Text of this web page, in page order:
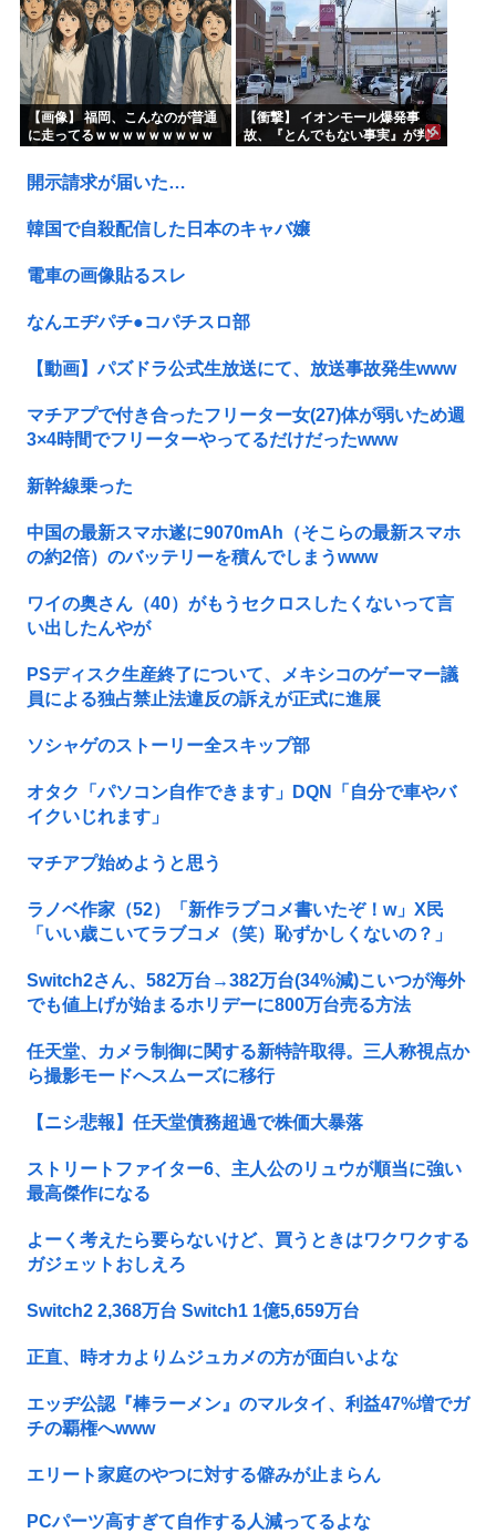
【画像】 福岡、こんなのが普通
に走ってるｗｗｗｗｗｗｗｗｗ
【衝撃】 イオンモール爆発事
故、『とんでもない事実』が判
開示請求が届いた…
韓国で自殺配信した日本のキャバ嬢
電車の画像貼るスレ
なんエヂパチ●コパチスロ部
【動画】パズドラ公式生放送にて、放送事故発生www
マチアプで付き合ったフリーター女(27)体が弱いため週
3×4時間でフリーターやってるだけだったwww
新幹線乗った
中国の最新スマホ遂に9070mAh（そこらの最新スマホ
の約2倍）のバッテリーを積んでしまうwww
ワイの奥さん（40）がもうセクロスしたくないって言
い出したんやが
PSディスク生産終了について、メキシコのゲーマー議
員による独占禁止法違反の訴えが正式に進展
ソシャゲのストーリー全スキップ部
オタク「パソコン自作できます」DQN「自分で車やバ
イクいじれます」
マチアプ始めようと思う
ラノベ作家（52）「新作ラブコメ書いたぞ！w」X民
「いい歳こいてラブコメ（笑）恥ずかしくないの？」
Switch2さん、582万台→382万台(34%減)こいつが海外
でも値上げが始まるホリデーに800万台売る方法
任天堂、カメラ制御に関する新特許取得。三人称視点か
ら撮影モードへスムーズに移行
【ニシ悲報】任天堂債務超過で株価大暴落
ストリートファイター6、主人公のリュウが順当に強い
最高傑作になる
よーく考えたら要らないけど、買うときはワクワクする
ガジェットおしえろ
Switch2 2,368万台 Switch1 1億5,659万台
正直、時オカよりムジュカメの方が面白いよな
エッヂ公認『棒ラーメン』のマルタイ、利益47%増でガ
チの覇権へwww
エリート家庭のやつに対する僻みが止まらん
PCパーツ高すぎて自作する人減ってるよな